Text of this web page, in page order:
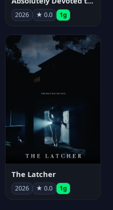
2026 ★ 0.0 1g
The Latcher
2026 ★ 0.0 1g